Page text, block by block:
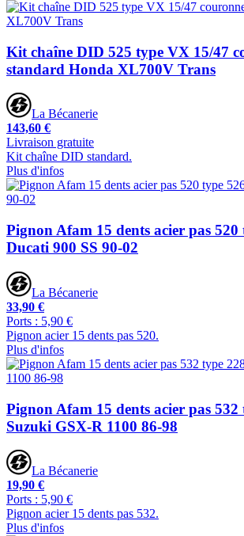
Kit chaîne DID 525 type VX 15/47
standard Honda XL700V Trans
La Bécanerie
143,60 €
Livraison gratuite
Kit chaîne DID standard.
Plus d'infos
Pignon Afam 15 dents acier pas 520
Ducati 900 SS 90-02
La Bécanerie
33,90 €
Ports : 5,90 €
Pignon acier 15 dents pas 520.
Plus d'infos
Pignon Afam 15 dents acier pas 532
Suzuki GSX-R 1100 86-98
La Bécanerie
19,90 €
Ports : 5,90 €
Pignon acier 15 dents pas 532.
Plus d'infos